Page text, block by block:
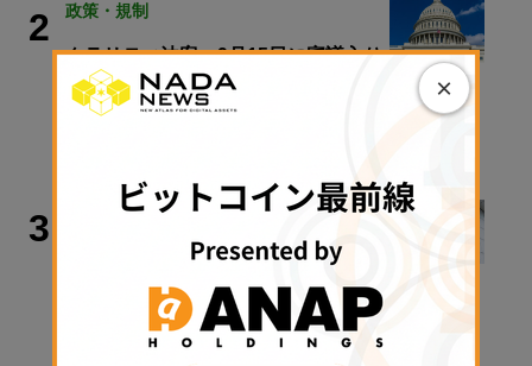
2 政策・規制
クラリティ法案、9月15日に審議入り
手続き採決可能に──米政府が日程公
表
3 政策・規制
【速報】金融庁、暗号資産・ステーブ
ルコイン課を新設
2026年8月5日 11:51
×